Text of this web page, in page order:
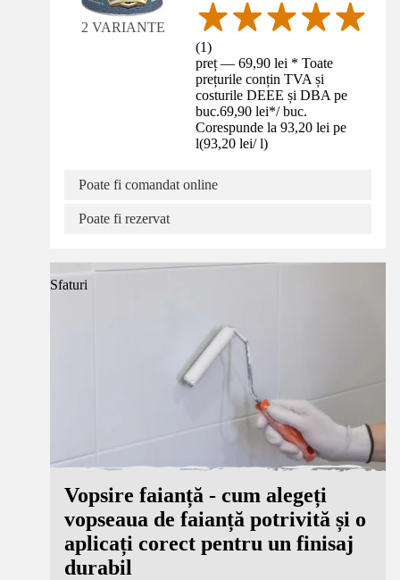
2 VARIANTE
(1)
preț — 69,90 lei * Toate
prețurile conțin TVA și
costurile DEEE și DBA pe
buc.69,90 lei*/ buc.
Corespunde la 93,20 lei pe
l(93,20 lei/ l)
Poate fi comandat online
Poate fi rezervat
Sfaturi
Vopsire faianță - cum alegeți
vopseaua de faianță potrivită și o
aplicați corect pentru un finisaj
durabil